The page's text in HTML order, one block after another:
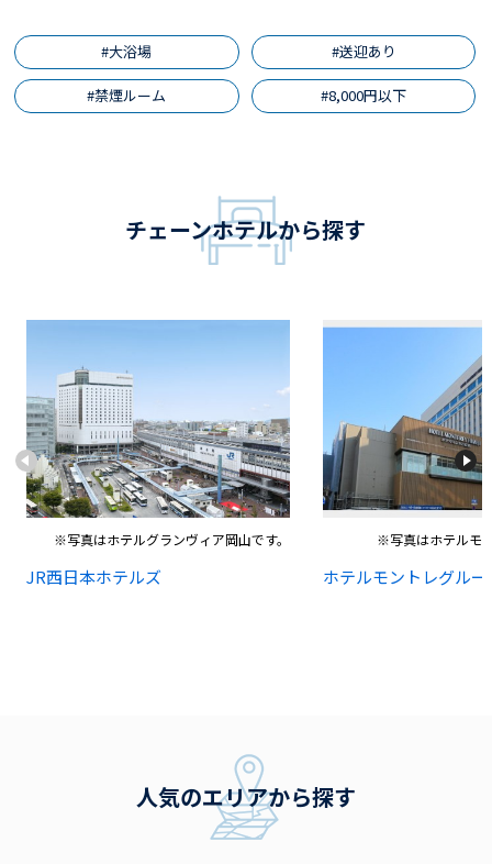
#大浴場 #送迎あり
#禁煙ルーム #8,000円以下
チェーンホテルから探す
※写真はホテルグランヴィア岡山です。
JR西日本ホテルズ
※写真はホテルモ
ホテルモントレグルー
人気のエリアから探す